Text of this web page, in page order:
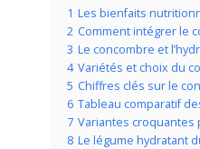
1 Les bienfaits
2 Comment intégrer le
3 Le concombre et
4 Variétés et choix du
5 Chiffres clés sur le
6 Tableau comparatif
7 Variantes croquantes
8 Le légume hydratant